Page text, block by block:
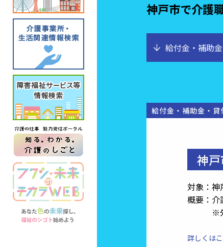
神戸市で介護
arrow_downward 給付金・補助
給付金・補助金・貸
神
対象：神
概要：介
※外国
詳しくは